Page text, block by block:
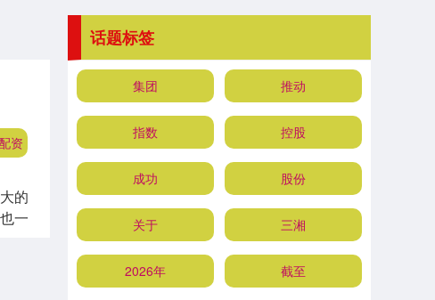
资
的
一
话题标签
集团 推动
指数 控股
成功 股份
关于 三湘
2026年 截至